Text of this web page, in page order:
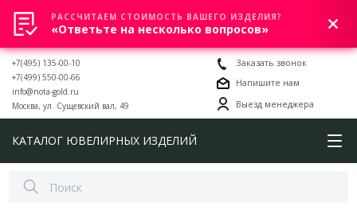
0
+7(495) 135-00-10
+7(499) 550-00-66
info@nota-gold.ru
Москва, ул. Сущевский вал, 49
Заказать звонок
Напишите нам
Выезд менеджера
КАТАЛОГ ЮВЕЛИРНЫХ ИЗДЕЛИЙ
РАССЧИТАЕМ СТОИМОСТЬ ВАШЕГО ИЗДЕЛИЯ?
«Ответьте на несколько вопросов»